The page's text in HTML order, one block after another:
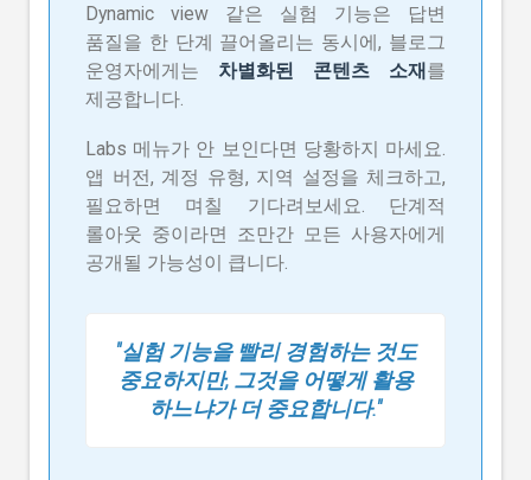
Dynamic view 같은 실험 기능은 답변
품질을 한 단계 끌어올리는 동시에, 블로그
운영자에게는 차별화된 콘텐츠 소재를
제공합니다.
Labs 메뉴가 안 보인다면 당황하지 마세요.
앱 버전, 계정 유형, 지역 설정을 체크하고,
필요하면 며칠 기다려보세요. 단계적
롤아웃 중이라면 조만간 모든 사용자에게
공개될 가능성이 큽니다.
"실험 기능을 빨리 경험하는 것도
중요하지만, 그것을 어떻게 활용
하느냐가 더 중요합니다."